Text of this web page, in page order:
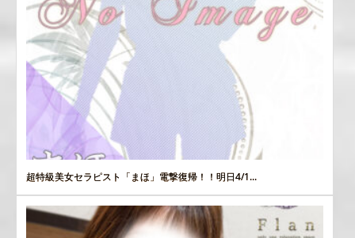
超特級美女セラピスト「まほ」電撃復帰！！明日4/1...